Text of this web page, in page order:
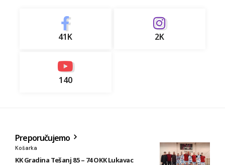
41K 2K
140
Preporučujemo
Košarka
KK Gradina Tešanj 85 – 74 OKK Lukavac